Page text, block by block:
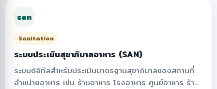
เสริมการสัญจรที่เป็นมิตรต่อสิ่งแวดล้อม
san
Sanitation
ระบบประเมินสุขาภิบาลอาหาร (SAN)
ระบบดิจิทัลสำหรับประเมินมาตรฐานสุขาภิบาลของสถานที่
จำหน่ายอาหาร เช่น ร้านอาหาร โรงอาหาร ศูนย์อาหาร ร้าน